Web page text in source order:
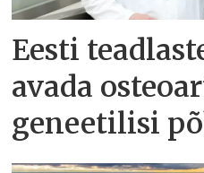
Eesti
avada
geneetilisi